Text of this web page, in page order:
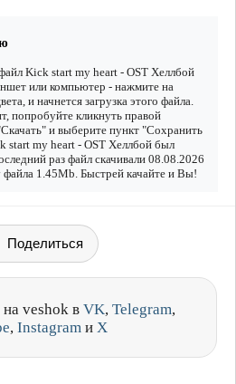
Kick start my heart - OST Хеллбой
или компьютер - нажмите на
и начнется загрузка этого файла.
попробуйте кликнуть правой
и выберите пункт "Сохранить
start my heart - OST Хеллбой был
раз файл скачивали 08.08.2026
1.45Mb. Быстрей качайте и Вы!
Поделиться
veshok в VK, Telegram,
, Instagram и X